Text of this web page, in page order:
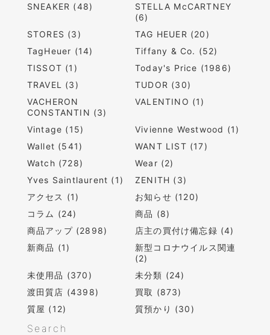
SNEAKER (48)
STELLA McCARTNEY
(6)
STORES (3)
TAG HEUER (20)
TagHeuer (14)
Tiffany & Co. (52)
TISSOT (1)
Today's Price (1986)
TRAVEL (3)
TUDOR (30)
VACHERON
CONSTANTIN (3)
VALENTINO (1)
Vintage (15)
Vivienne Westwood (1)
Wallet (541)
WANT LIST (17)
Watch (728)
Wear (2)
Yves Saintlaurent (1)
ZENITH (3)
アクセス (1)
お知らせ (120)
コラム (24)
商品 (8)
商品アップ (2898)
店主の買付け備忘録 (4)
新商品 (1)
新型コロナウイルス関連
(2)
未使用品 (370)
未分類 (24)
渡田質店 (4398)
買取 (873)
質屋 (12)
質預かり (30)
Search